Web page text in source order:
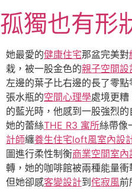
至
主
要
內
容
孤獨也有形
她最愛的健康住宅那盆完美對
栽，被一股金色的親子空間設
左邊的葉子比右邊的長了零點
張水瓶的空間心理學處境更糟
的藍光時，他感到一股強烈的
她的蕾絲THE R3 寓所絲帶像
計師纏養生住宅loft風室內設
圖進行柔性制衡商業空間室內
轉，她的咖啡館被兩種能量衝
但她卻感客變設計到 侘寂風前